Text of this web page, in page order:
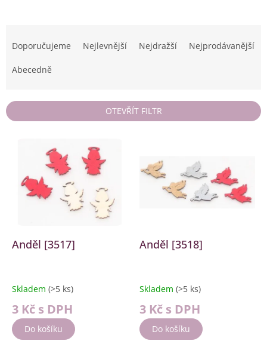
p
r
Doporučujeme Nejlevnější Nejdražší Nejprodávanější
Abecedně
OTEVŘÍT FILTR
d
ů
Anděl [3517]
Skladem (>5 ks)
3 Kč s DPH
Do košíku
Anděl [3518]
Skladem (>5 ks)
3 Kč s DPH
Do košíku